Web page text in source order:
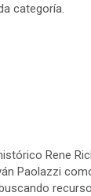
categoría.
Rene
Paolazzi